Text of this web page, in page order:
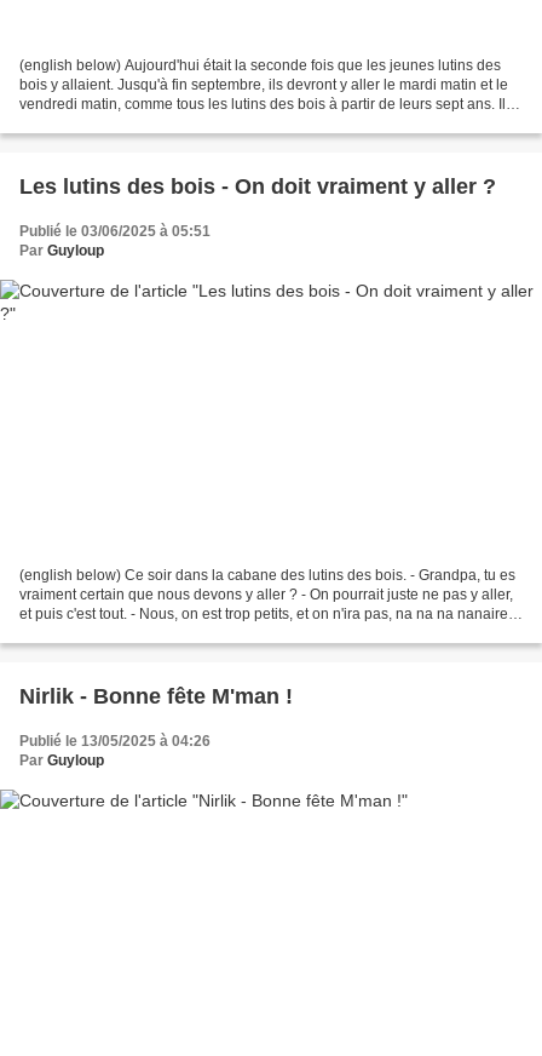
(english below) Aujourd'hui était la seconde fois que les jeunes lutins des
bois y allaient. Jusqu'à fin septembre, ils devront y aller le mardi matin et le
vendredi matin, comme tous les lutins des bois à partir de leurs sept ans. Ils
Les lutins des bois - On doit vraiment y aller ?
Publié le 03/06/2025 à 05:51
Par Guyloup
(english below) Ce soir dans la cabane des lutins des bois. - Grandpa, tu es
vraiment certain que nous devons y aller ? - On pourrait juste ne pas y aller,
et puis c'est tout. - Nous, on est trop petits, et on n'ira pas, na na na nanaire !
Nirlik - Bonne fête M'man !
Publié le 13/05/2025 à 04:26
Par Guyloup